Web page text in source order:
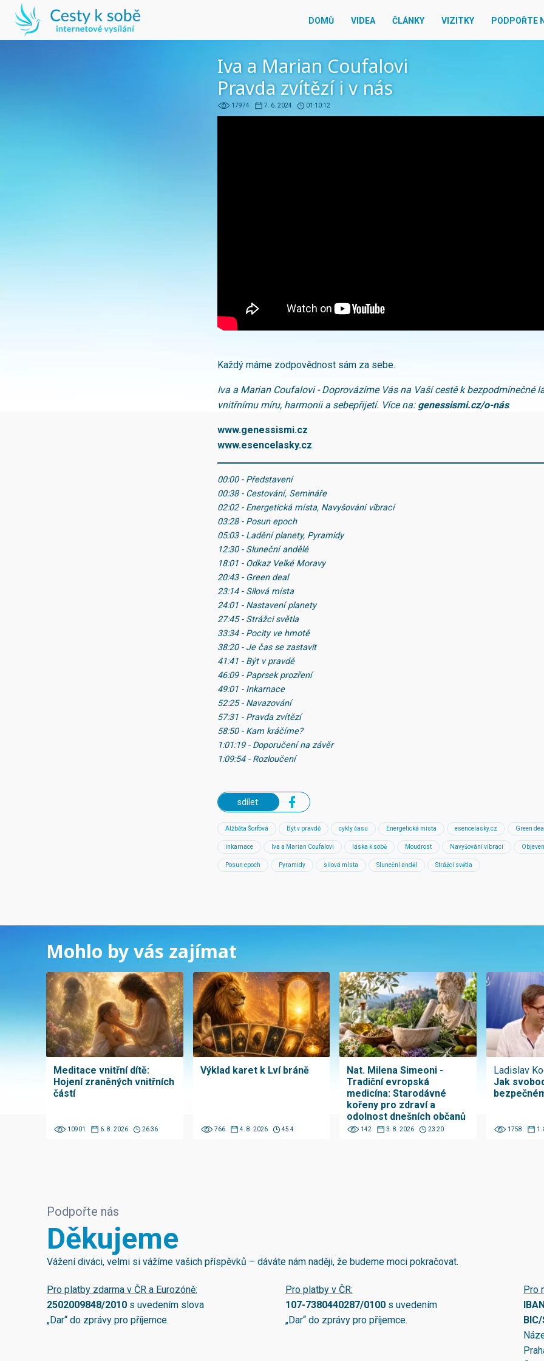
DOMŮ VIDEA ČLÁNKY VIZITKY PODPOŘTE
Iva a Marian Coufalovi
Pravda zvítězí i v nás
17974 7. 6. 2024 01:10:12
Každý máme zodpovědnost sám za sebe.
Iva a Marian Coufalovi - Doprovázíme Vás na Vaší cestě k bezpodmínečné
vnitřnímu míru, harmonii a sebepřijetí. Více na: genessismi.cz/o-nás.
www.genessismi.cz
www.esencelasky.cz
00:00 - Představení
00:38 - Cestování, Semináře
02:02 - Energetická místa, Navyšování vibrací
03:28 - Posun epoch
05:03 - Ladění planety, Pyramidy
12:30 - Sluneční andělé
18:01 - Odkaz Velké Moravy
20:43 - Green deal
23:14 - Silová místa
24:01 - Nastavení planety
27:45 - Strážci světla
33:34 - Pocity ve hmotě
38:20 - Je čas se zastavit
41:41 - Být v pravdě
46:09 - Paprsek prozření
49:01 - Inkarnace
52:25 - Navazování
57:31 - Pravda zvítězí
58:50 - Kam kráčíme?
1:01:19 - Doporučení na závěr
1:09:54 - Rozloučení
sdílet:
Alžběta Šorfová Být v pravdě cykly času Energetická místa esencelasky.cz Green
inkarnace Iva a Marian Coufalovi láska k sobě Moudrost Navyšování vibrací
Posun epoch Pyramidy silová místa Sluneční anděl Strážci světla
Mohlo by vás zajímat
Meditace vnitřní dítě:
Hojení zraněných vnitřních
částí
10901 6. 8. 2026 26:36
Výklad karet k Lví bráně
766 4. 8. 2026 45:4
Nat. Milena Simeoni -
Tradiční evropská
medicína: Starodávné
kořeny pro zdraví a
odolnost dnešních občanů
142 3. 8. 2026 23:20
Ladislav
Jak
1758 1.
Podpořte nás
Děkujeme
Vážení diváci, velmi si vážíme vašich příspěvků – dáváte nám naději, že budeme moci pokračovat.
Pro platby zdarma v ČR a Eurozóně:
2502009848/2010 s uvedením slova
„Dar“ do zprávy pro příjemce.
Pro platby v ČR:
107-7380440287/0100s uvedením
„Dar“ do zprávy pro příjemce.
Pro